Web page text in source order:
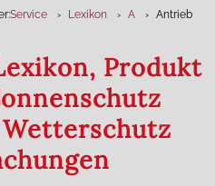
Service Lexikon A Antrieb
Produkt